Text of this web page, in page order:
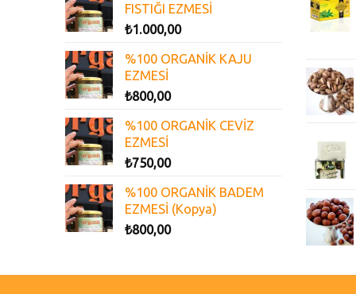
FISTIĞI EZMESİ
₺1.000,00
%100 ORGANİK KAJU
EZMESİ
₺800,00
%100 ORGANİK CEVİZ
EZMESİ
₺750,00
%100 ORGANİK BADEM
EZMESİ (Kopya)
₺800,00